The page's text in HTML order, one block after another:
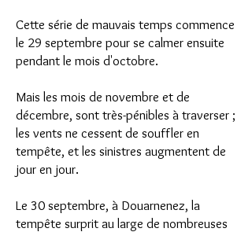
Cette série de mauvais temps commence
le 29 septembre pour se calmer ensuite
pendant le mois d'octobre.
Mais les mois de novembre et de
décembre, sont très-pénibles à traverser ;
les vents ne cessent de souffler en
tempête, et les sinistres augmentent de
jour en jour.
Le 30 septembre, à Douarnenez, la
tempête surprit au large de nombreuses